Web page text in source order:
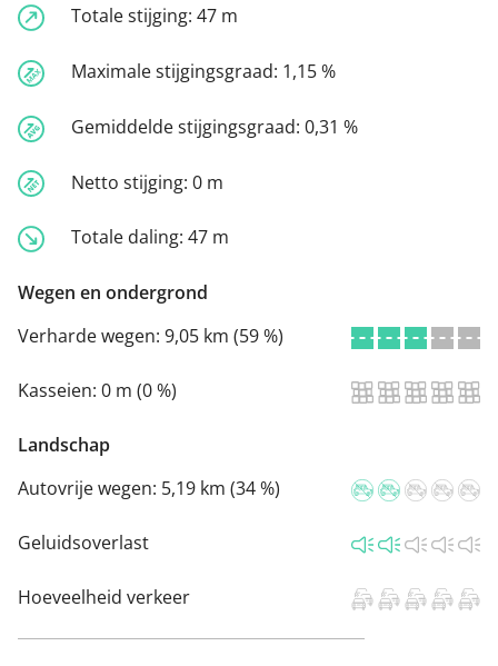
Totale stijging: 47 m
Maximale stijgingsgraad: 1,15 %
Gemiddelde stijgingsgraad: 0,31 %
Netto stijging: 0 m
Totale daling: 47 m
Wegen en ondergrond
Verharde wegen: 9,05 km (59 %)
Kasseien: 0 m (0 %)
Landschap
Autovrije wegen: 5,19 km (34 %)
Geluidsoverlast
Hoeveelheid verkeer